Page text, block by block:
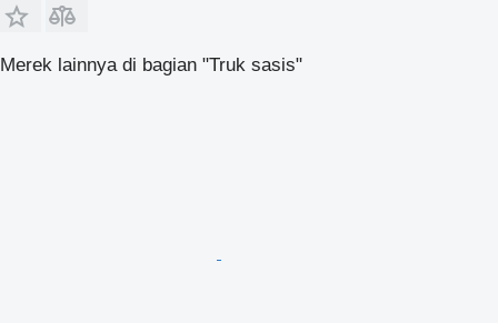
Merek lainnya di bagian "Truk sasis"